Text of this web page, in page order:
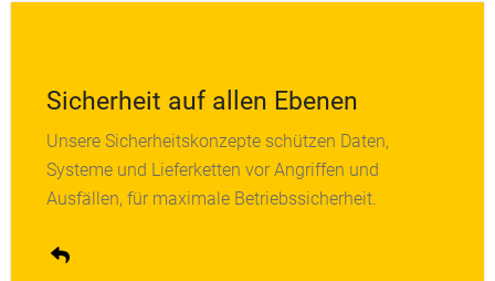
Sicherheit auf allen Ebenen
Unsere Sicherheitskonzepte schützen Daten,
Systeme und Lieferketten vor Angriffen und
Ausfällen, für maximale Betriebssicherheit.
Durch klare Zugriffsrechte, moderne Firewalls und
Verschlüsselungstechnologien bleibt Ihre
Produktionsumgebung geschützt und stabil.